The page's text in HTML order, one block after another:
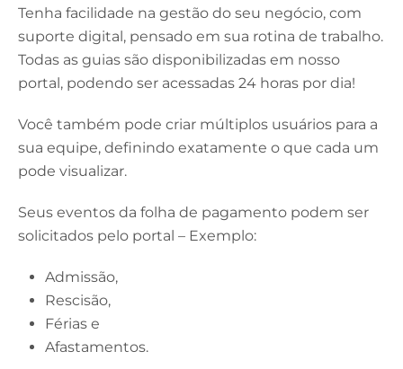
Tenha facilidade na gestão do seu negócio, com
suporte digital, pensado em sua rotina de trabalho.
Todas as guias são disponibilizadas em nosso
portal, podendo ser acessadas 24 horas por dia!
Você também pode criar múltiplos usuários para a
sua equipe, definindo exatamente o que cada um
pode visualizar.
Seus eventos da folha de pagamento podem ser
solicitados pelo portal – Exemplo:
Admissão,
Rescisão,
Férias e
Afastamentos.